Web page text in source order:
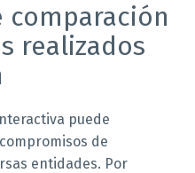
comparación
realizados
puede
de
entidades. Por